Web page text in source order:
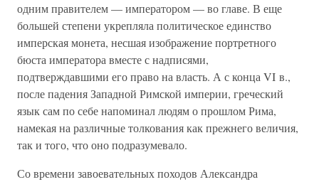
одним правителем — императором — во главе. В еще
большей степени укрепляла политическое единство
имперская монета, несшая изображение портретного
бюста императора вместе с надписями,
подтверждавшими его право на власть. А с конца VI в.,
после падения Западной Римской империи, греческий
язык сам по себе напоминал людям о прошлом Рима,
намекая на различные толкования как прежнего величия,
так и того, что оно подразумевало.
Со времени завоевательных походов Александра